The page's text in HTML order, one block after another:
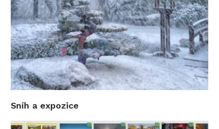
Sníh a expozice